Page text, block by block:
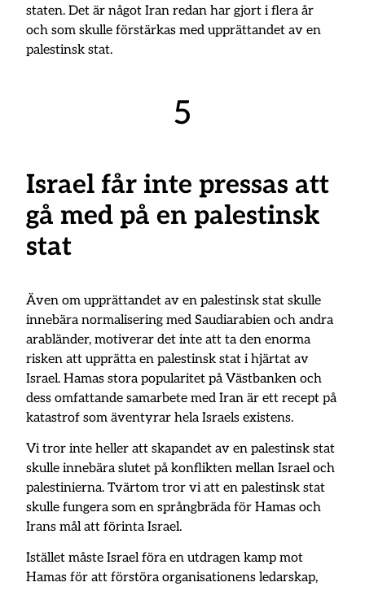
staten. Det är något Iran redan har gjort i flera år
och som skulle förstärkas med upprättandet av en
palestinsk stat.
5
Israel får inte pressas att
gå med på en palestinsk
stat
Även om upprättandet av en palestinsk stat skulle
innebära normalisering med Saudiarabien och andra
arabländer, motiverar det inte att ta den enorma
risken att upprätta en palestinsk stat i hjärtat av
Israel. Hamas stora popularitet på Västbanken och
dess omfattande samarbete med Iran är ett recept på
katastrof som äventyrar hela Israels existens.
Vi tror inte heller att skapandet av en palestinsk stat
skulle innebära slutet på konflikten mellan Israel och
palestinierna. Tvärtom tror vi att en palestinsk stat
skulle fungera som en språngbräda för Hamas och
Irans mål att förinta Israel.
Istället måste Israel föra en utdragen kamp mot
Hamas för att förstöra organisationens ledarskap,